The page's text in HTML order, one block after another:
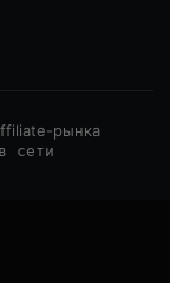
рынка
сети